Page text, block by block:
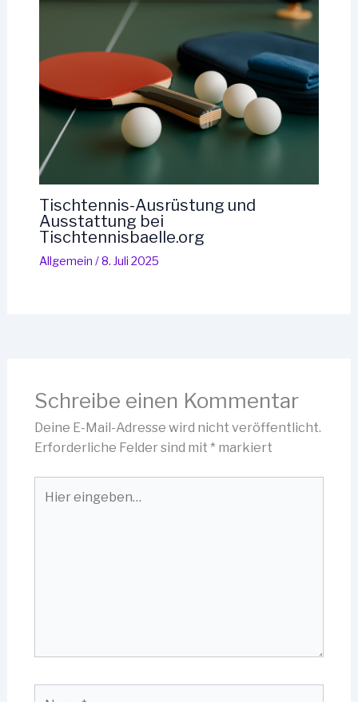
Tischtennis-Ausrüstung und
Ausstattung bei
Tischtennisbaelle.org
Allgemein /8. Juli 2025
Schreibe einen Kommentar
Deine E-Mail-Adresse wird nicht veröffentlicht.
Erforderliche Felder sind mit * markiert
eingeben…